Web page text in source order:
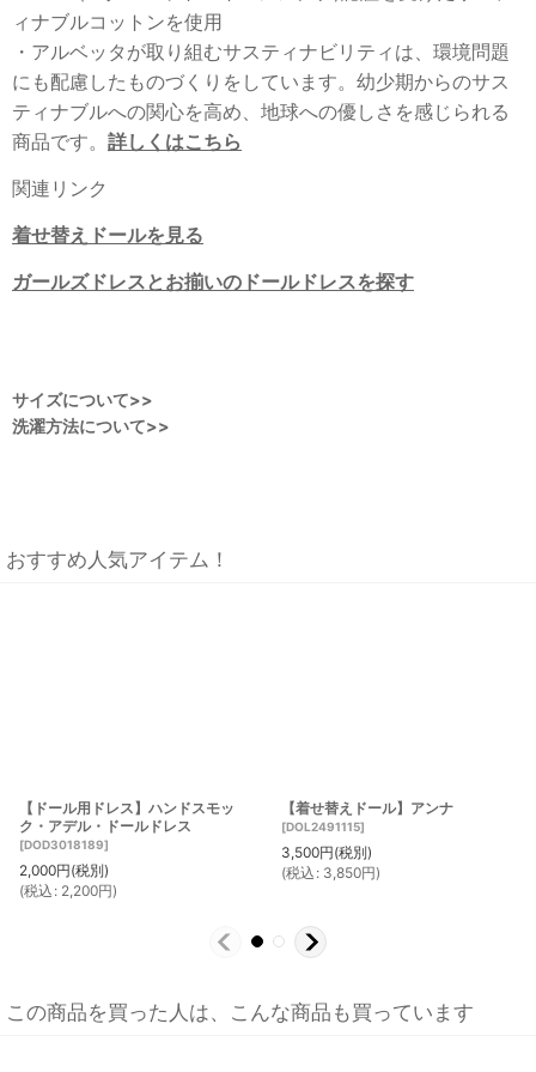
ィナブルコットンを使用
・アルベッタが取り組むサスティナビリティは、環境問題
にも配慮したものづくりをしています。幼少期からのサス
ティナブルへの関心を高め、地球への優しさを感じられる
商品です。 詳しくはこちら
関連リンク
着せ替えドールを見る
ガールズドレスとお揃いのドールドレスを探す
サイズについて>>
洗濯方法について>>
おすすめ人気アイテム！
【ドール用ドレス】ハンドスモッ
ク・アデル・ドールドレス
[DOD3018189]
2,000円(税別)
(税込 : 2,200円)
【着せ替えドール】アンナ
[DOL2491115]
3,500円(税別)
(税込 : 3,850円)
この商品を買った人は、こんな商品も買っています